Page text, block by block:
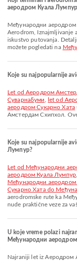
аеродром Куала
Међународни аеродром Куала Лумпур nudi Molitvena soba, Hotel
Aerodrom, Iznajmljivanje
iskustvo putovanja.
možete pogledati na
Koje su najpopularnije
let od Aеродром Амстердам Схипхол do Међународни аеродром
Суварнабуми
let od
аеродром Сукарно Хата
Амстердам Схипхол.
Koje su najpopularnije
Лумпур?
let od Међународни аеродром Кота Кинабалу do Међународни
аеродром Куала Лумпур,
Међународни аеродром
Сукарно Хата do
aerodromske rute ka
nude praktične veze za
U koje vreme polazi
Међународни
Najraniji let iz Aеродром Амстердам Схипхол za Међународни аеродром